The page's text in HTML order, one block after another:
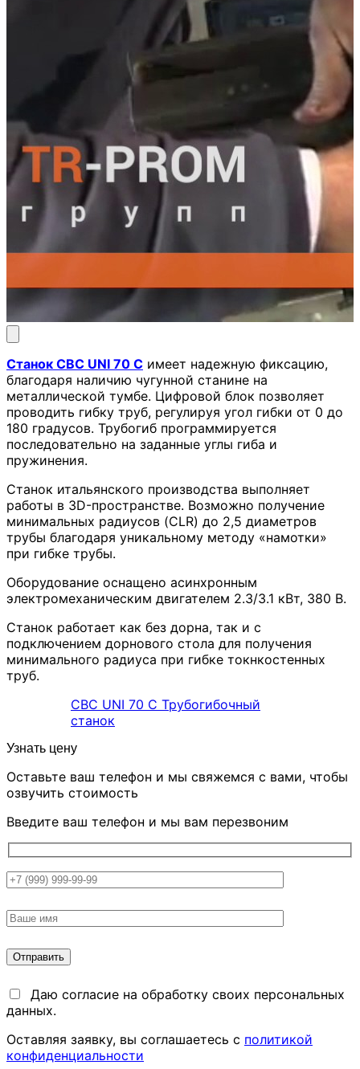
Станок CBC UNI 70 C имеет надежную фиксацию,
благодаря наличию чугунной станине на
металлической тумбе. Цифровой блок позволяет
проводить гибку труб, регулируя угол гибки от 0 до
180 градусов. Трубогиб программируется
последовательно на заданные углы гиба и
пружинения.
Станок итальянского производства выполняет
работы в 3D-пространстве. Возможно получение
минимальных радиусов (CLR) до 2,5 диаметров
трубы благодаря уникальному методу «намотки»
при гибке трубы.
Оборудование оснащено асинхронным
электромеханическим двигателем 2.3/3.1 кВт, 380 В.
Станок работает как без дорна, так и с
подключением дорнового стола для получения
минимального радиуса при гибке токнкостенных
труб.
CBC UNI 70 C Трубогибочный
станок
Узнать цену
Оставьте ваш телефон и мы свяжемся с вами, чтобы
озвучить стоимость
Введите ваш телефон и мы вам перезвоним
Даю согласие на обработку своих персональных
данных.
Оставляя заявку, вы соглашаетесь с политикой
конфиденциальности